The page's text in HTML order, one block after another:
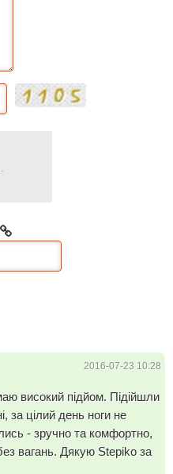
2016-07-23 10:28
високий підйом. Підійшли
за цілий день ноги не
- зручно та комфортно,
вагань. Дякую Stepiko за